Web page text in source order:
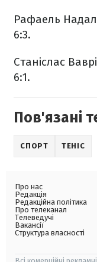
Рафаель
6:3.
Станіслас
6:1.
Пов'язані
СПОРТ ТЕНІС
Про нас
Редакція
Редакційна політика
Про телеканал
Телеведучі
Вакансії
Структура власності